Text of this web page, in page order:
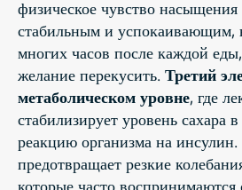
физическое чувство насыщения
стабильным и успокаивающим,
многих часов после каждой
желание перекусить. Третий
метаболическом уровне, где
стабилизирует уровень сахара
реакцию организма на инсулин.
предотвращает резкие
которые часто воспринимаются